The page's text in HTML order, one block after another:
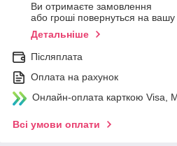
Ви отримаєте замовлення
або гроші повернуться на вашу
Детальніше
Післяплата
Оплата на рахунок
Онлайн-оплата карткою Visa,
Всі умови оплати